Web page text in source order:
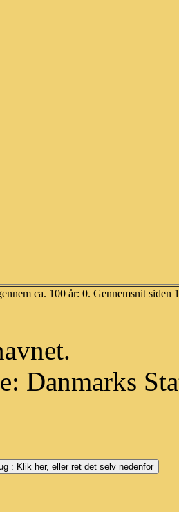
ca. 100 år: 0. Gennemsnit siden
Danmarks